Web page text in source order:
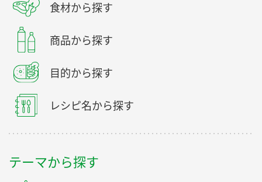
食材から探す
商品から探す
目的から探す
レシピ名から探す
テーマから探す